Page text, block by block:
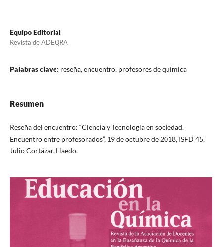
Equipo Editorial
Revista de ADEQRA
Palabras clave: reseña, encuentro, profesores de química
Resumen
Reseña del encuentro: “Ciencia y Tecnología en sociedad.
Encuentro entre profesorados”, 19 de octubre de 2018, ISFD 45,
Julio Cortázar, Haedo.